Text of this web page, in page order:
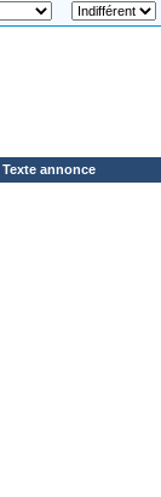
Texte annonce